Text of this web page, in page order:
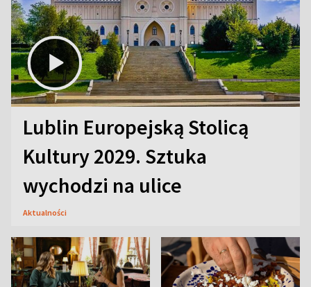
Lublin Europejską Stolicą
Kultury 2029. Sztuka
wychodzi na ulice
Aktualności